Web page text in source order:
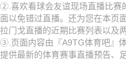
2026-08-16 【球会
2026-08-16 【球会
2026-08-16 【球会
2026-08-16 【球会
②.喜欢看球会友谊现场直播比赛
面以免错过直播。还为您在本页
拉门戈直播的近期比赛列表以及
③.页面内容由『A9TG体育吧』
提供最新的体育赛事直播预告、